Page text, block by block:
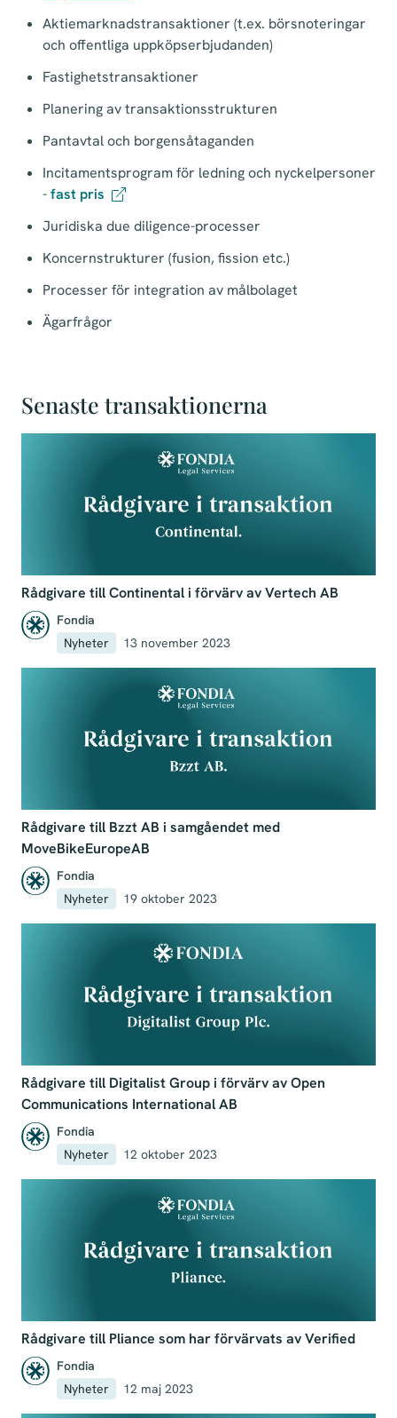
Aktiemarknadstransaktioner (t.ex. börsnoteringar
och offentliga uppköpserbjudanden)
Fastighetstransaktioner
Planering av transaktionsstrukturen
Pantavtal och borgensåtaganden
Incitamentsprogram för ledning och nyckelpersoner
-fast pris
Juridiska due diligence-processer
Koncernstrukturer (fusion, fission etc.)
Processer för integration av målbolaget
Ägarfrågor
Senaste transaktionerna
Rådgivare till Continental i förvärv av Vertech AB
Fondia
Nyheter
13 november 2023
Rådgivare till Bzzt AB i samgåendet med
MoveBikeEuropeAB
Fondia
Nyheter
19 oktober 2023
Rådgivare till Digitalist Group i förvärv av Open
Communications International AB
Fondia
Nyheter
12 oktober 2023
Rådgivare till Pliance som har förvärvats av Verified
Fondia
Nyheter
12 maj 2023